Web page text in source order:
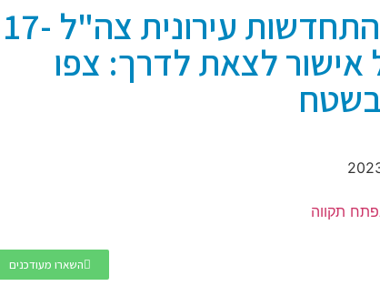
פרויקט התחדשות עירונית צה"ל 17-
אישור לצאת לדרך: צפו
בשטח
תקווה
השארו מעודכנים